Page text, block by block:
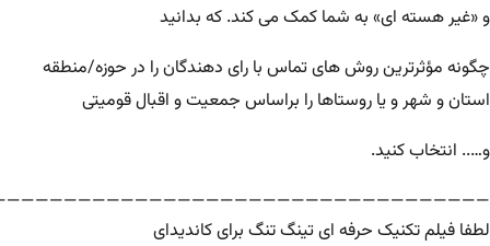
و «غیر هسته ای» به شما کمک می کند. که بدانید
چگونه مؤثرترین روش های تماس با رای دهندگان را در حوزه/منطقه
استان و شهر و یا روستاها را براساس جمعیت و اقبال قومیتی
و….. انتخاب کنید.
لطفا فیلم تکنیک حرفه ای تینگ تنگ برای کاندیدای